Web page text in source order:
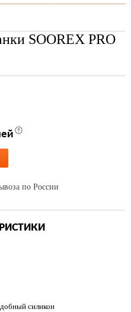
SOOREX PRO
по России
силикон